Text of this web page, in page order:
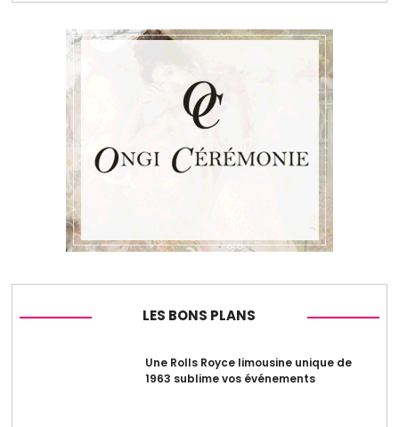
LES BONS PLANS
Une Rolls Royce limousine unique de
1963 sublime vos événements